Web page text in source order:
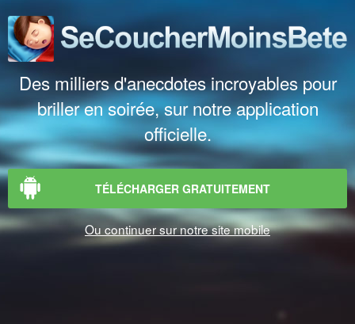
Des milliers d'anecdotes incroyables pour
briller en soirée, sur notre application
officielle.
TÉLÉCHARGER GRATUITEMENT
Ou continuer sur notre site mobile